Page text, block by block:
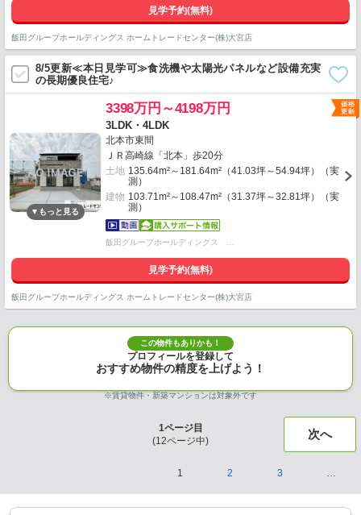
見学予約(無料)
飯田グループホールディングス ホームトレードセンター(株)大宮店
8/5更新≪本日見学可≫食洗機や太陽光パネルなど設備充実
の長期優良住宅♪
3398万円～4198万円
3LDK・4LDK
北本市東間
ＪＲ高崎線「北本」歩20分
土地 135.64m²～181.64m²（41.03坪～54.94坪）（実
測）
建物 103.71m²～108.47m²（31.37坪～32.81坪）（実
測）
飯田グループホールディングス …
見学予約(無料)
飯田グループホールディングス ホームトレードセンター(株)大宮店
この物件もありかも！
プロフィールを登録して
おすすめ物件の精度を上げよう！
※賃貸物件・新築マンションは対象外です
1ページ目
(12ページ中) 次へ
1 2 3 …